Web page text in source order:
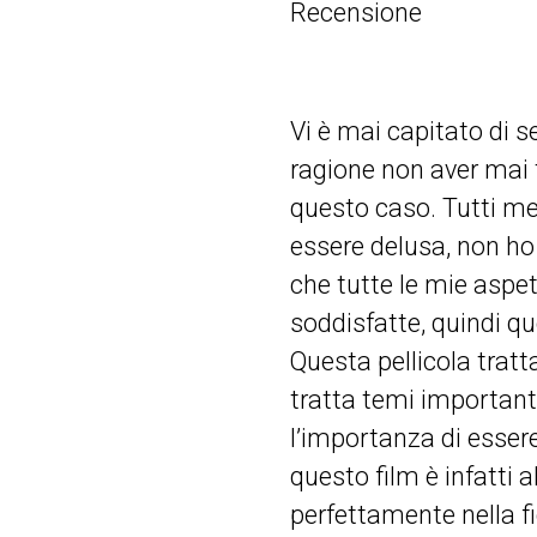
Recensione
Vi è mai capitato di
ragione non aver
questo caso. Tutti
essere delusa, non
che tutte le mie
soddisfatte, quindi
Questa pellicola
tratta temi importanti
l’importanza di
questo film è infatti
perfettamente nella